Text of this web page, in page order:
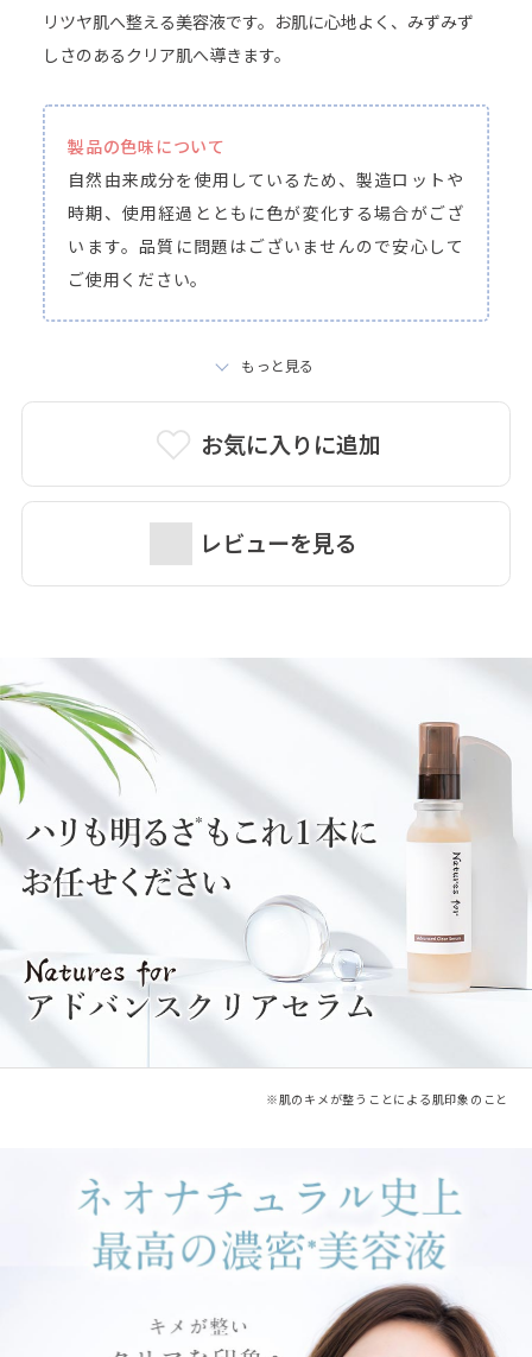
お気に入りに追加
レビューを見る
リツヤ肌へ整える美容液です。お肌に心地よく、みずみず
しさのあるクリア肌へ導きます。
製品の色味について
自然由来成分を使用しているため、製造ロットや
時期、使用経過とともに色が変化する場合がござ
います。品質に問題はございませんので安心して
ご使用ください。
もっと見る
※肌のキメが整うことによる肌印象のこと